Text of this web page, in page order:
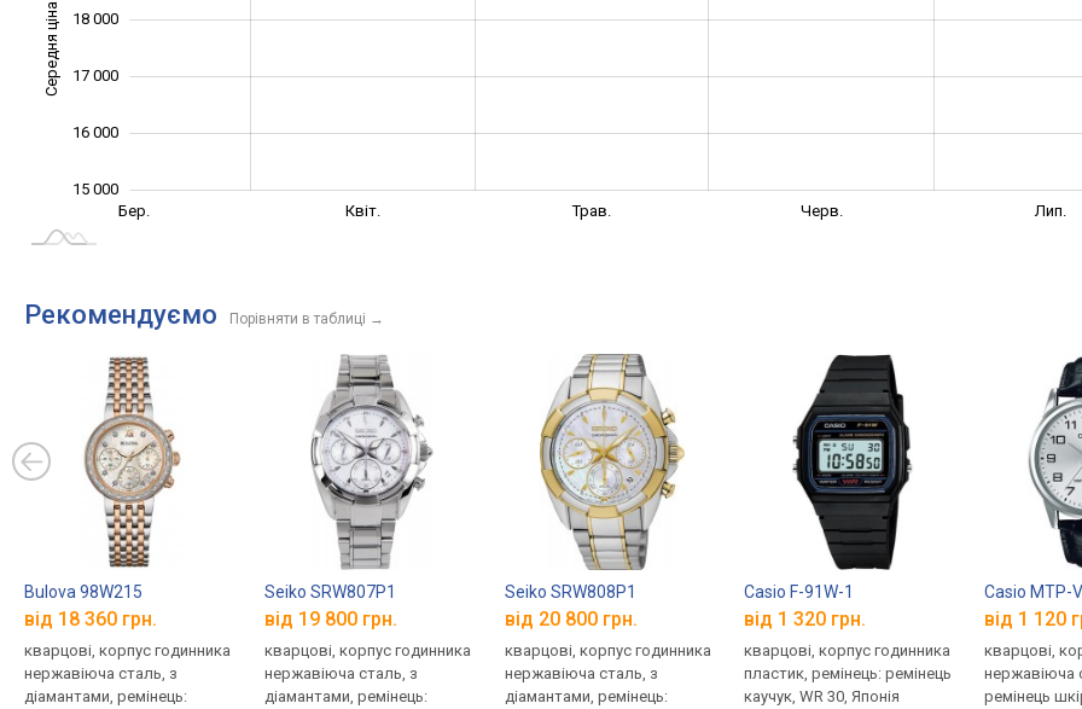
Середня ціна
15 000
16 000
17 000
18 000
L
Бер. Квіт. Трав. Черв. Лип.
Серп.
Вер.
Рекомендуємо Порівняти в таблиці →
Bulova 98W215
від 18 360 грн.
кварцові, корпус годинника
нержавіюча сталь, з
діамантами, ремінець:
Seiko SRW807P1
від 19 800 грн.
кварцові, корпус годинника
нержавіюча сталь, з
діамантами, ремінець:
Seiko SRW808P1
від 20 800 грн.
кварцові, корпус годинника
нержавіюча сталь, з
діамантами, ремінець:
Casio F-91W-1
від 1 320 грн.
кварцові, корпус годинника
пластик, ремінець: ремінець
каучук, WR 30, Японія
Casio MTP-
від 1 120
кварцові,
нержавіюча
ремінець